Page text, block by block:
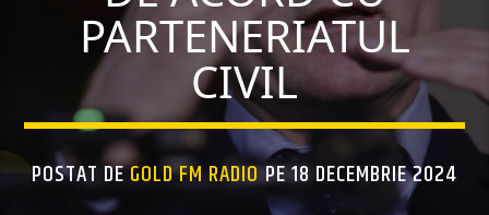
PARTENERIATUL
CIVIL
POSTAT DEGOLD FM RADIOPE 18 DECEMBRIE 2024